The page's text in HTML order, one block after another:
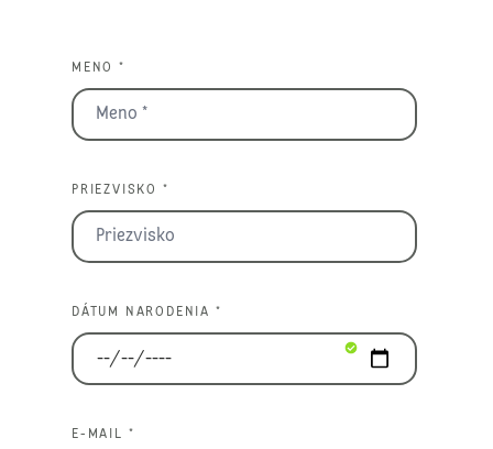
MENO *
PRIEZVISKO *
DÁTUM NARODENIA *
E-MAIL *